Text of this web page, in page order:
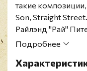
такие
Son, Straight Street.
Райлэнд "Рай"
гитарист, певец,
использованием
Подробнее